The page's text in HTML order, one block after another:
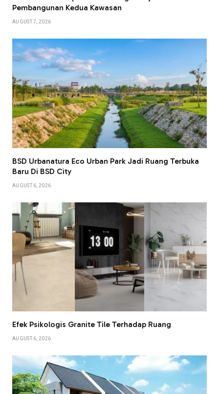
Pembangunan Kedua Kawasan
AUGUST 7, 2026
BSD Urbanatura Eco Urban Park Jadi Ruang Terbuka
Baru Di BSD City
AUGUST 6, 2026
Efek Psikologis Granite Tile Terhadap Ruang
AUGUST 6, 2026